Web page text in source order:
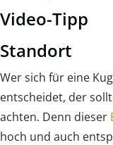
Video-Tipp
Standort
Wer sich für eine
entscheidet, der
achten. Denn dieser
hoch und auch